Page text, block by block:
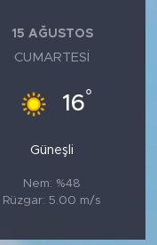
15 AĞUSTOS
CUMARTESI
16°
Güneşli
Nem: %48
Rüzgar: 5.00 m/s